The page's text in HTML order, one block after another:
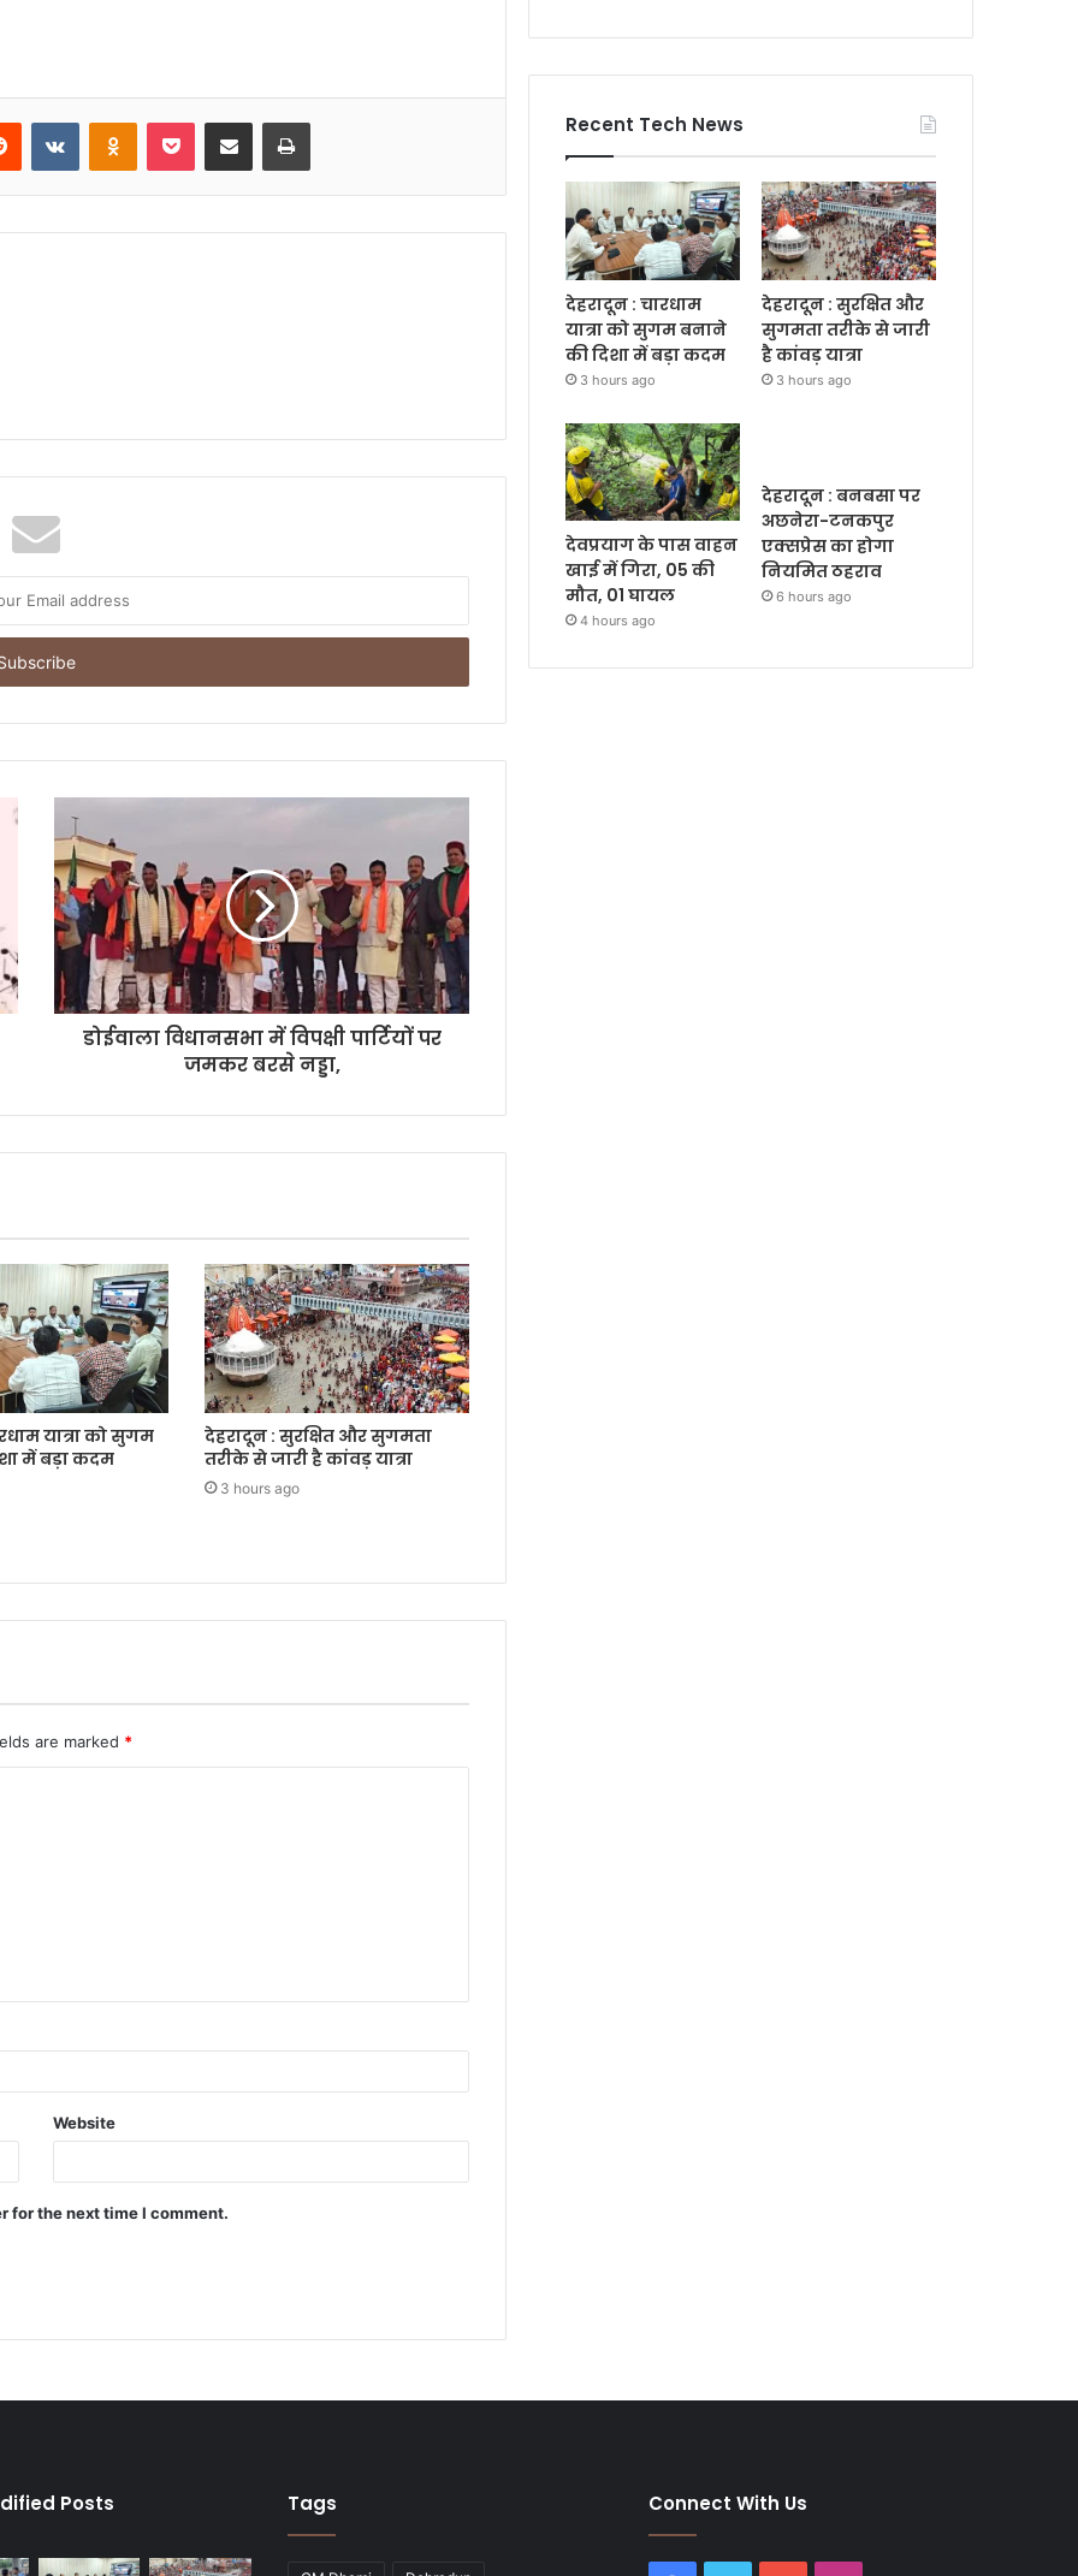
डोईवाला विधानसभा में विपक्षी पार्टियों पर
जमकर बरसे नड्डा,
यात्रा को सुगम
में बड़ा कदम
देहरादून : सुरक्षित और सुगमता
तरीके से जारी है कांवड़ यात्रा
3 hours ago
are marked *
Website
for the next time I comment.
Recent Tech News
देहरादून : चारधाम
यात्रा को सुगम बनाने
की दिशा में बड़ा कदम
3 hours ago
देहरादून : सुरक्षित और
सुगमता तरीके से जारी
है कांवड़ यात्रा
3 hours ago
देवप्रयाग के पास वाहन
खाई में गिरा, 05 की
मौत, 01 घायल
4 hours ago
देहरादून : बनबसा पर
अछनेरा-टनकपुर
एक्सप्रेस का होगा
नियमित ठहराव
6 hours ago
Posts Tags Connect With Us